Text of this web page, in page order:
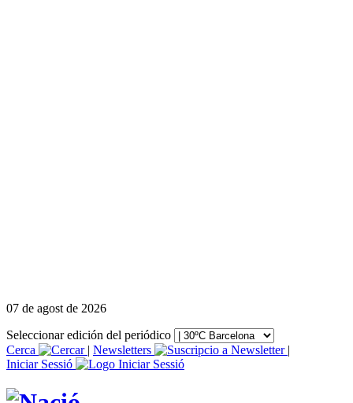
07 de agost de 2026
Seleccionar edición del periódico
Cerca
| Newsletters
|
Iniciar Sessió